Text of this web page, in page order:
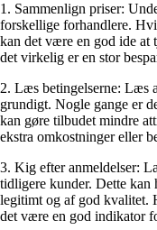
1. Sammenlign priser:
forskellige forhandlere.
kan det være en god ide at
det virkelig er en stor
2. Læs betingelserne: Læs
grundigt. Nogle gange er
kan gøre tilbudet mindre
ekstra omkostninger eller
3. Kig efter anmeldelser:
tidligere kunder. Dette
legitimt og af god kvalitet.
det være en god indikator